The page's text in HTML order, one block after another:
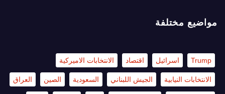
مواضيع مختلفة
Trump اسرائيل اقتصاد الانتخابات الاميركية
الانتخابات النيابية الجيش اللبناني السعودية الصين العراق